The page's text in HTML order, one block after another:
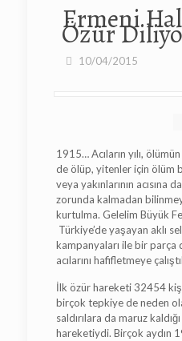
Ermeni
Özür
10/04/2015
1915… Acıların yılı,
de ölüp, yitenler için ölüm
veya yakınlarının acısına
zorunda kalmadan
kurtulma. Gelelim Büyük
Türkiye’de yaşayan aklı
kampanyaları ile bir parça
acılarını hafifletmeye
İlk özür hareketi 32454
birçok tepkiye de neden
saldırılara da maruz
hareketiydi. Birçok aydın